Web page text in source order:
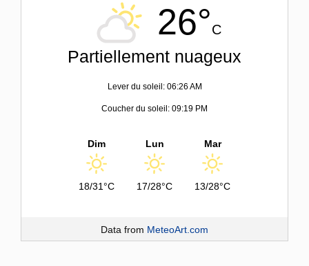
26°C
Partiellement nuageux
Lever du soleil: 06:26 AM
Coucher du soleil: 09:19 PM
Dim
18/31°C
Lun
17/28°C
Mar
13/28°C
Data from MeteoArt.com